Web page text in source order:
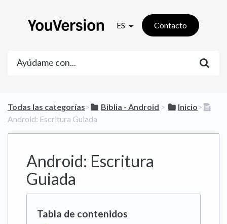
ES Contacto
Todas las categorías​>​ ​Biblia - Android ​ > ​ ​Inicio​>​
Android: Escritura Guiada
Android: Escritura
Guiada